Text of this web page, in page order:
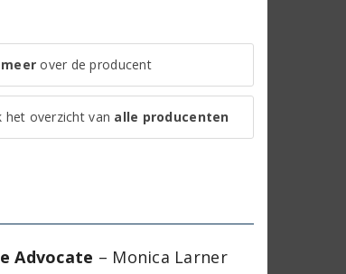
over de producent
het overzicht van alle producenten
Advocate – Monica Larner